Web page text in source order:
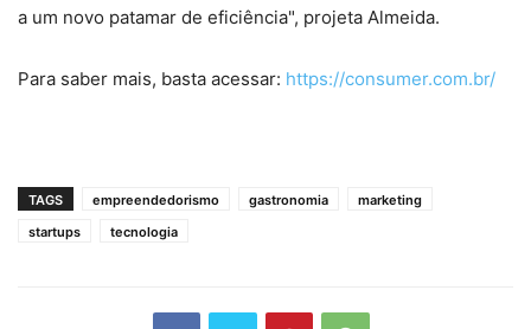
a um novo patamar de eficiência", projeta Almeida.
Para saber mais, basta acessar: https://consumer.com.br/
TAGS empreendedorismo gastronomia
marketing
startups
tecnologia